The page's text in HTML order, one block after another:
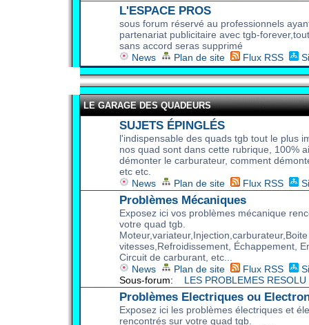
L'ESPACE PROS
sous forum réservé au professionnels
partenariat publicitaire avec tgb-
sans accord seras supprimé
News
Plan de site Flux RSS
LE GARAGE DES QUADEURS
SUJETS ÉPINGLÉS
l'indispensable des quads tgb tout le plus
nos quad sont dans cette rubrique, 100%
démonter le carburateur, comment
etc etc.
News
Plan de site Flux RSS
Problèmes Mécaniques
Exposez ici vos problèmes mécanique
votre quad tgb.
vitesses,Refroidissement, Échappement,
Circuit de carburant, etc...
News
Plan de site Flux RSS
Sous-forum:
LES PROBLEMES RESOLU
Problèmes Electriques ou
Exposez ici les problèmes électriques et
rencontrés sur votre quad tgb.